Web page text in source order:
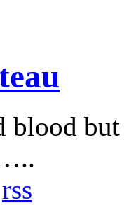
blood
rss